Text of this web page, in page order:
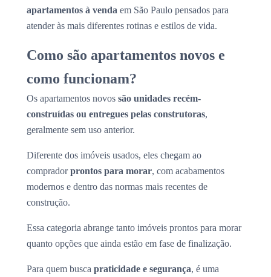
apartamentos à venda em São Paulo pensados para
atender às mais diferentes rotinas e estilos de vida.
Como são apartamentos novos e
como funcionam?
Os apartamentos novos são unidades recém-
construídas ou entregues pelas construtoras,
geralmente sem uso anterior.
Diferente dos imóveis usados, eles chegam ao
compradorprontos para morar, com acabamentos
modernos e dentro das normas mais recentes de
construção.
Essa categoria abrange tanto imóveis prontos para morar
quanto opções que ainda estão em fase de finalização.
Para quem busca praticidade e segurança, é uma